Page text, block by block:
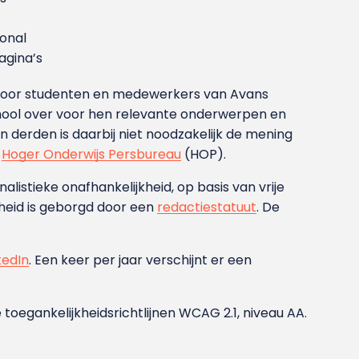
studenten en medewerkers van Avans
over voor hen relevante onderwerpen en
is daarbij niet noodzakelijk de mening
Hoger Onderwijs Persbureau (HOP).
onafhankelijkheid, op basis van vrije
is geborgd door een redactiestatuut. De
. Een keer per jaar verschijnt er een
WCAG 2.1, niveau AA.